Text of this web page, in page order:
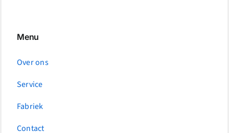
Menu
Over ons
Service
Fabriek
Contact